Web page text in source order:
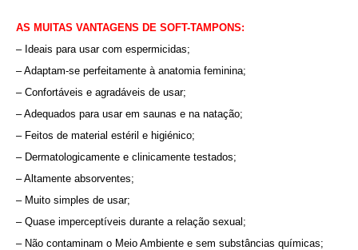
AS MUITAS VANTAGENS DE SOFT-TAMPONS:
– Ideais para usar com espermicidas;
– Adaptam-se perfeitamente à anatomia feminina;
– Confortáveis e agradáveis de usar;
– Adequados para usar em saunas e na natação;
– Feitos de material estéril e higiénico;
– Dermatologicamente e clinicamente testados;
– Altamente absorventes;
– Muito simples de usar;
– Quase imperceptíveis durante a relação sexual;
– Não contaminam o Meio Ambiente e sem substâncias químicas;